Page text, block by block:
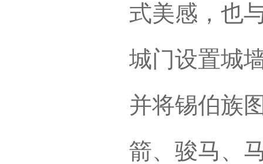
式美感，也
城门设置城
并将锡伯族
箭、骏马、